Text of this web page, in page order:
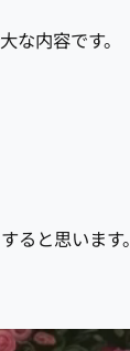
な内容です。
ると思います。